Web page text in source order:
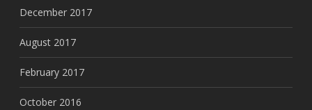
December 2017
August 2017
February 2017
October 2016